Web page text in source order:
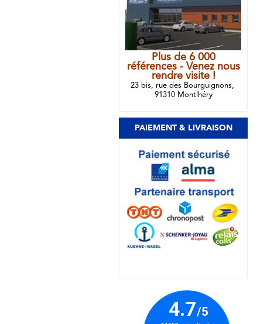
Plus de 6 000
références - Venez nous
rendre visite !
23 bis, rue des Bourguignons,
91310 Montlhéry
PAIEMENT & LIVRAISON